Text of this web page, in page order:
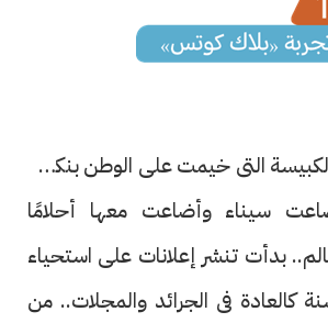
نهاية سنة ٦٧ الكبيسة التى خيمت على الوطن بنكسة
سيناء وأضاعت معها أحلامًا
بدأت تنشر إعلانات على استحياء
كالعادة فى الجرائد والمجلات.. من